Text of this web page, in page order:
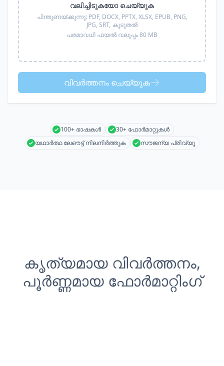
വലിച്ചിടുകയോ ചെയ്യുക
പിന്തുണയ്ക്കുന്നു: PDF, DOCX, PPTX, XLSX, EPUB, PNG,
JPG, SRT, കൂടുതൽ
പരമാവധി ഫയൽ വലുപ്പം 80 MB
വിവർത്തനം ചെയ്യുക
100+ ഭാഷകൾ
30+ ഫോർമാറ്റുകൾ
യഥാർത്ഥ ലേഔട്ട് നിലനിർത്തുക
സൗജന്യ പ്രിവ്യൂ
കൃത്യമായ വിവർത്തനം,
പൂർണ്ണമായ ഫോർമാറ്റിംഗ്